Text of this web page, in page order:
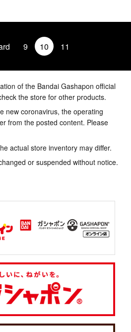
9 10 11
of the Bandai Gashapon official
the store for other products.
new coronavirus, the operating
from the posted content. Please
actual store inventory may differ.
or suspended without notice.